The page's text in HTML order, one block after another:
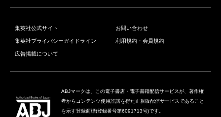
集英社公式サイト お問い合わせ
集英社プライバシーガイドライン 利用規約・会員規約
広告掲載について
ABJマークは、この電子書店・電子書籍配信サービスが、著作権
者からコンテンツ使用許諾を得た正規版配信サービスであること
を示す登録商標(登録番号第6091713号)です。